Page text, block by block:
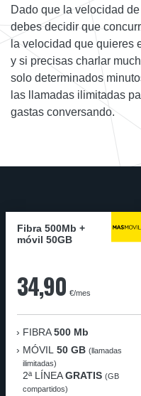
Dado que la velocidad
debes decidir que
la velocidad que quieres
y si precisas charlar
solo determinados
las llamadas ilimitadas
gastas conversando.
Fibra 500Mb +
móvil 50GB
34,90 €/mes
FIBRA 500 Mb
MÓVIL 50 GB (llamadas
ilimitadas)
2ª LÍNEAGRATIS (GB
compartidos)